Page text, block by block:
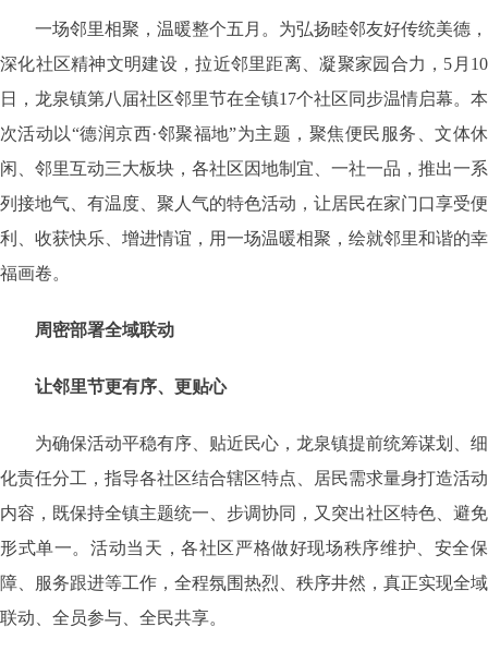
一场邻里相聚，温暖整个五月。为弘扬睦邻友好传统美德，
深化社区精神文明建设，拉近邻里距离、凝聚家园合力，5月10
日，龙泉镇第八届社区邻里节在全镇17个社区同步温情启幕。本
次活动以“德润京西·邻聚福地”为主题，聚焦便民服务、文体休
闲、邻里互动三大板块，各社区因地制宜、一社一品，推出一系
列接地气、有温度、聚人气的特色活动，让居民在家门口享受便
利、收获快乐、增进情谊，用一场温暖相聚，绘就邻里和谐的幸
福画卷。
周密部署全域联动
让邻里节更有序、更贴心
为确保活动平稳有序、贴近民心，龙泉镇提前统筹谋划、细
化责任分工，指导各社区结合辖区特点、居民需求量身打造活动
内容，既保持全镇主题统一、步调协同，又突出社区特色、避免
形式单一。活动当天，各社区严格做好现场秩序维护、安全保
障、服务跟进等工作，全程氛围热烈、秩序井然，真正实现全域
联动、全员参与、全民共享。